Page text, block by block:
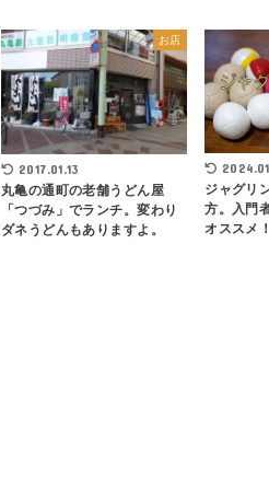
お店
2017.01.13
丸亀の通町の老舗うどん屋
「つづみ」でランチ。変わり
ダネうどんもありますよ。
ジャグリ
方。入門
オススメ！